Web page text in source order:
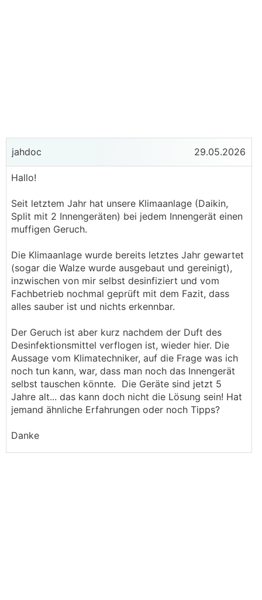
jahdoc 29.05.2026
Hallo!
Seit letztem Jahr hat unsere Klimaanlage (Daikin,
Split mit 2 Innengeräten) bei jedem Innengerät einen
muffigen Geruch.
Die Klimaanlage wurde bereits letztes Jahr gewartet
(sogar die Walze wurde ausgebaut und gereinigt),
inzwischen von mir selbst desinfiziert und vom
Fachbetrieb nochmal geprüft mit dem Fazit, dass
alles sauber ist und nichts erkennbar.
Der Geruch ist aber kurz nachdem der Duft des
Desinfektionsmittel verflogen ist, wieder hier. Die
Aussage vom Klimatechniker, auf die Frage was ich
noch tun kann, war, dass man noch das Innengerät
selbst tauschen könnte. Die Geräte sind jetzt 5
Jahre alt... das kann doch nicht die Lösung sein! Hat
jemand ähnliche Erfahrungen oder noch Tipps?
Danke